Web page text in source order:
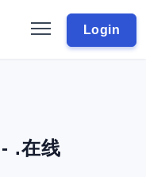
Login
.在线